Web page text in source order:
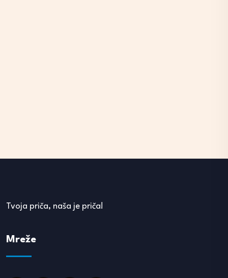
Tvoja priča, naša je priča!
Mreže